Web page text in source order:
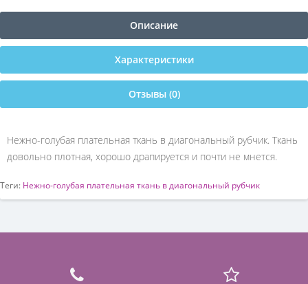
Описание
Характеристики
Отзывы (0)
Нежно-голубая плательная ткань в диагональный рубчик. Ткань
довольно плотная, хорошо драпируется и почти не мнется.
Теги: Нежно-голубая плательная ткань в диагональный рубчик